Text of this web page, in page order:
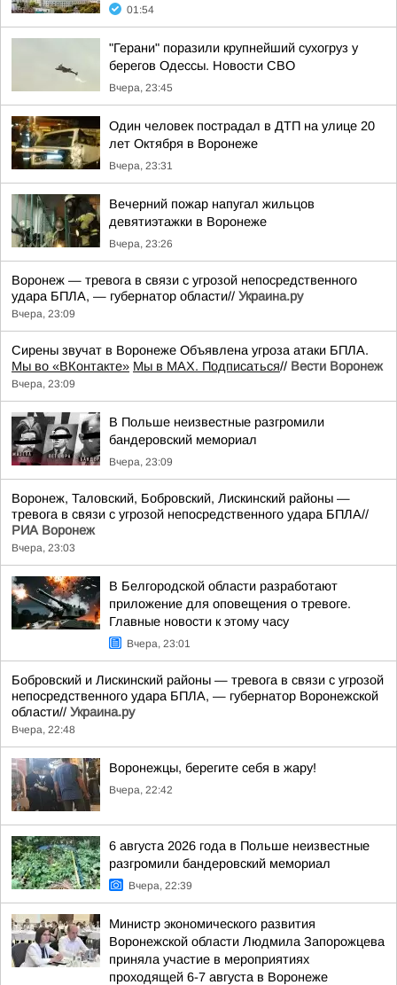
01:54
"Герани" поразили крупнейший сухогруз у
берегов Одессы. Новости СВО
Вчера, 23:45
Один человек пострадал в ДТП на улице 20
лет Октября в Воронеже
Вчера, 23:31
Вечерний пожар напугал жильцов
девятиэтажки в Воронеже
Вчера, 23:26
Воронеж — тревога в связи с угрозой непосредственного
удара БПЛА, — губернатор области// Украина.ру
Вчера, 23:09
Сирены звучат в Воронеже Объявлена угроза атаки БПЛА.
Мы во «ВКонтакте» Мы в MAX. Подписаться// Вести Воронеж
Вчера, 23:09
В Польше неизвестные разгромили
бандеровский мемориал
Вчера, 23:09
Воронеж, Таловский, Бобровский, Лискинский районы —
тревога в связи с угрозой непосредственного удара БПЛА//
РИА Воронеж
Вчера, 23:03
В Белгородской области разработают
приложение для оповещения о тревоге.
Главные новости к этому часу
Вчера, 23:01
Бобровский и Лискинский районы — тревога в связи с угрозой
непосредственного удара БПЛА, — губернатор Воронежской
области// Украина.ру
Вчера, 22:48
Воронежцы, берегите себя в жару!
Вчера, 22:42
6 августа 2026 года в Польше неизвестные
разгромили бандеровский мемориал
Вчера, 22:39
Министр экономического развития
Воронежской области Людмила Запорожцева
приняла участие в мероприятиях
проходящей 6-7 августа в Воронеже